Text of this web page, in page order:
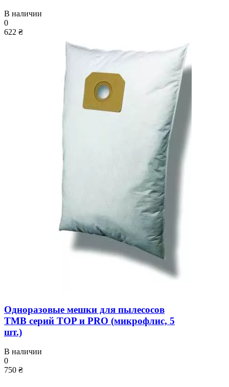
В наличии
0
622 ₴
Одноразовые мешки для пылесосов
TMB серий TOP и PRO (микрофлис, 5
шт.)
В наличии
0
750 ₴